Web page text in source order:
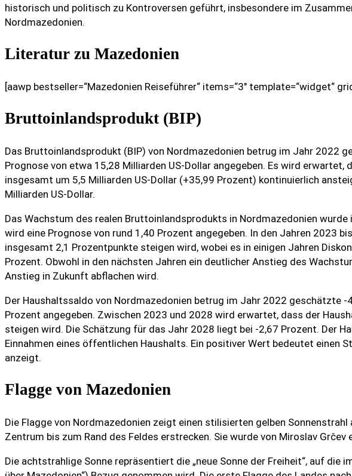
historisch und politisch zu Kontroversen geführt, insbesondere im
Nordmazedonien.
Literatur zu Mazedonien
[aawp bestseller=“Mazedonien Reiseführer“ items=“3″ template=“widget“
Bruttoinlandsprodukt (BIP)
Das Bruttoinlandsprodukt (BIP) von Nordmazedonien betrug im Jahr 2022
Prognose von etwa 15,28 Milliarden US-Dollar angegeben. Es wird
insgesamt um 5,5 Milliarden US-Dollar (+35,99 Prozent) kontinuierlich
Milliarden US-Dollar.
Das Wachstum des realen Bruttoinlandsprodukts in Nordmazedonien
wird eine Prognose von rund 1,40 Prozent angegeben. In den Jahren 2023
insgesamt 2,1 Prozentpunkte steigen wird, wobei es in einigen Jahren
Prozent. Obwohl in den nächsten Jahren ein deutlicher Anstieg des
Anstieg in Zukunft abflachen wird.
Der Haushaltssaldo von Nordmazedonien betrug im Jahr 2022 geschätzte
Prozent angegeben. Zwischen 2023 und 2028 wird erwartet, dass der
steigen wird. Die Schätzung für das Jahr 2028 liegt bei -2,67 Prozent. Der
Einnahmen eines öffentlichen Haushalts. Ein positiver Wert bedeutet einen
anzeigt.
Flagge von Mazedonien
Die Flagge von Nordmazedonien zeigt einen stilisierten gelben
Zentrum bis zum Rand des Feldes erstrecken. Sie wurde von Miroslav
Die achtstrahlige Sonne repräsentiert die „neue Sonne der Freiheit“, auf die